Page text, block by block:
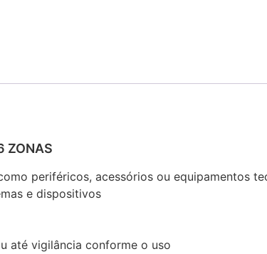
ZONAS
periféricos, acessórios ou equipamentos
e dispositivos
até vigilância conforme o uso